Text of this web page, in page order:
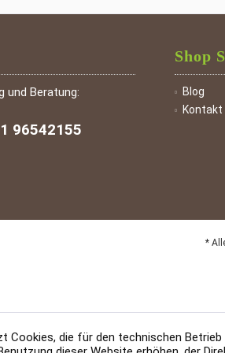
und Beratung:
96542155
Shop
Blog
Kontakt
*
Cookies, die für den technischen